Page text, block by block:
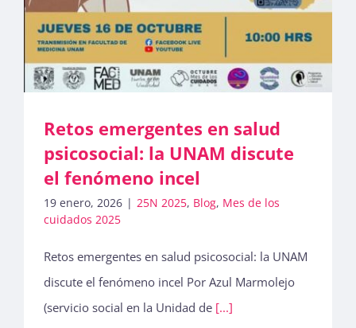
Retos emergentes en salud
psicosocial: la UNAM discute
el fenómeno incel
19 enero, 2026 | 25N 2025, Blog, Mes de los
cuidados 2025
Retos emergentes en salud psicosocial: la UNAM
discute el fenómeno incel Por Azul Marmolejo
(servicio social en la Unidad de [...]